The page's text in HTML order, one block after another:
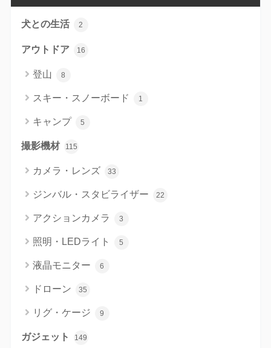
犬との生活 2
アウトドア 16
登山 8
スキー・スノーボード 1
キャンプ 5
撮影機材 115
カメラ・レンズ 33
ジンバル・スタビライザー 22
アクションカメラ 3
照明・LEDライト 5
液晶モニター 6
ドローン 35
リグ・ケージ 9
ガジェット 149